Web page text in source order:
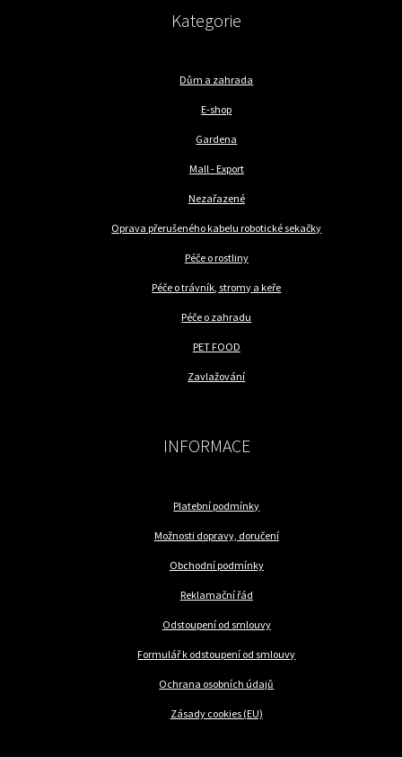
Kategorie
Dům a zahrada
E-shop
Gardena
Mall - Export
Nezařazené
Oprava přerušeného kabelu robotické sekačky
Péče o rostliny
Péče o trávník, stromy a keře
Péče o zahradu
PET FOOD
Zavlažování
INFORMACE
Platební podmínky
Možnosti dopravy, doručení
Obchodní podmínky
Reklamační řád
Odstoupení od smlouvy
Formulář k odstoupení od smlouvy
Ochrana osobních údajů
Zásady cookies (EU)